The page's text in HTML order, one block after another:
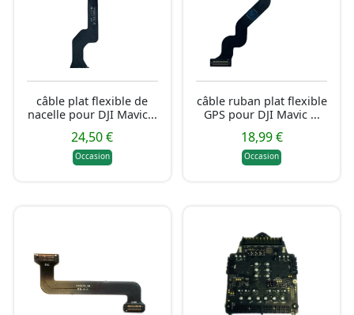
câble plat flexible de
nacelle pour DJI Mavic...
24,50 €
Occasion
câble ruban plat flexible
GPS pour DJI Mavic ...
18,99 €
Occasion